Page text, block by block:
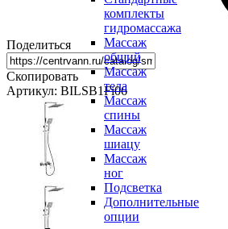
комплекты
гидромассажа
Массаж
общий
Массаж
тела
Массаж
спины
Массаж
шиацу
Массаж
ног
Подсветка
Дополнительные
опции
Поделиться
Скопировать
Артикул: BILSB1Fi06